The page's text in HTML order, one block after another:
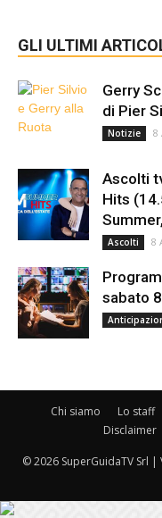
GLI ULTIMI
Gerry
di Pier
Notizie 8
Ascolti
Hits
Ascolti 8
sabato
Chi siamo Lo staff
Disclaimer
© 2026 SuperGuidaTV Srl |